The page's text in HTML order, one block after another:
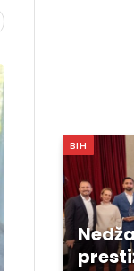
BIH